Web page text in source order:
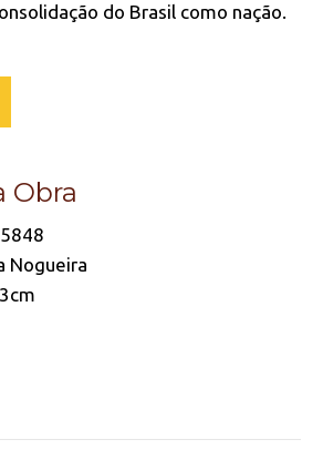
do Brasil como nação.
Obra
Nogueira